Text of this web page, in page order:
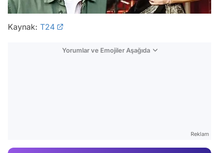
Kaynak: T24
Yorumlar ve Emojiler Aşağıda
Reklam